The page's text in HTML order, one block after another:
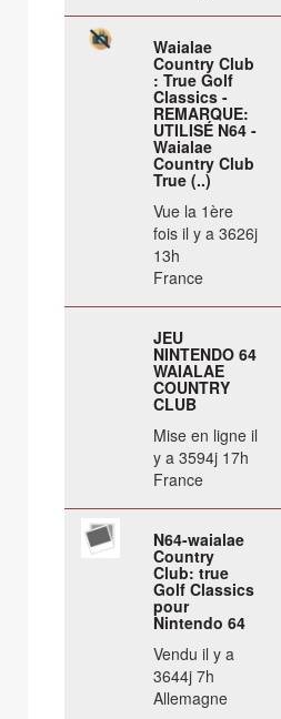
Waialae
Country Club
: True Golf
Classics -
REMARQUE:
UTILISÉ N64 -
Waialae
Country Club
True (..)
Vue la 1ère
fois il y a 3626j
13h
France
JEU
NINTENDO 64
WAIALAE
COUNTRY
CLUB
Mise en ligne il
y a 3594j 17h
France
N64-waialae
Country
Club: true
Golf Classics
pour
Nintendo 64
Vendu il y a
3644j 7h
Allemagne